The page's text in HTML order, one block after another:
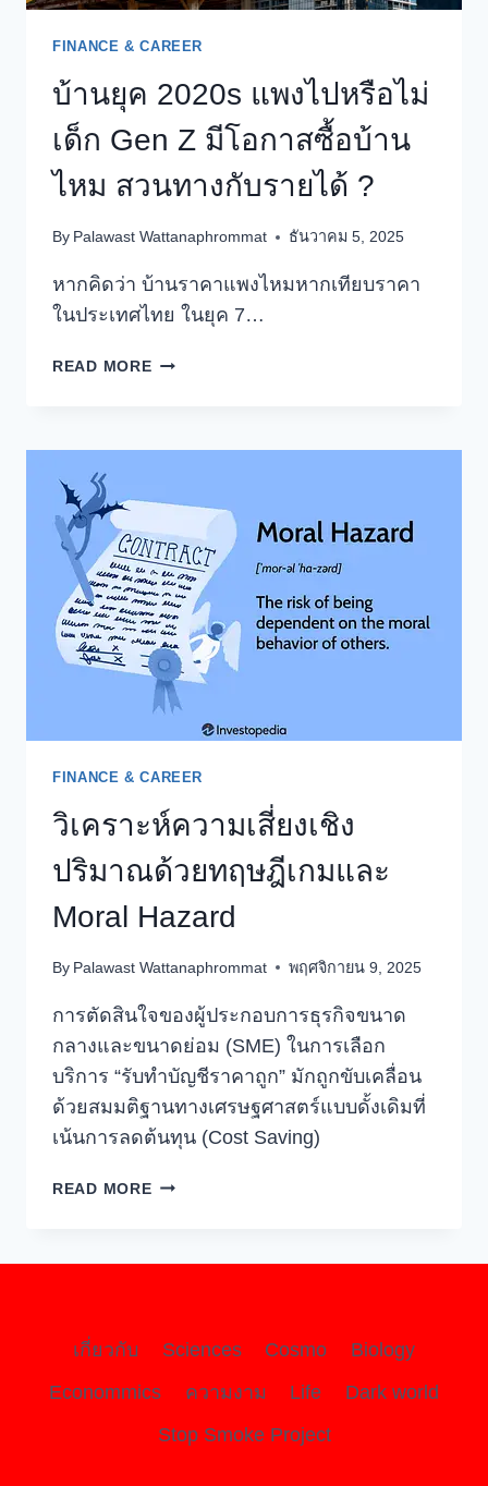
FINANCE & CAREER
บ้านยุค 2020s แพงไปหรือไม่
เด็ก Gen Z มีโอกาสซื้อบ้าน
ไหม สวนทางกับรายได้ ?
By Palawast Wattanaphrommat ธันวาคม 5, 2025
หากคิดว่า บ้านราคาแพงไหมหากเทียบราคา
ในประเทศไทย ในยุค 7…
READ MOREบ้าน
ไม่
เด็ก
GEN
Z
มี
โอกาส
ซื้อ
บ้าน
ไหม
สวน
กับ
ราย
ได้
?
FINANCE & CAREER
วิเคราะห์ความเสี่ยงเชิง
ปริมาณด้วยทฤษฎีเกมและ
Moral Hazard
By Palawast Wattanaphrommat พฤศจิกายน 9, 2025
การตัดสินใจของผู้ประกอบการธุรกิจขนาด
กลางและขนาดย่อม (SME) ในการเลือก
บริการ “รับทำบัญชีราคาถูก” มักถูกขับเคลื่อน
ด้วยสมมติฐานทางเศรษฐศาสตร์แบบดั้งเดิมที่
เน้นการลดต้นทุน (Cost Saving)
READ MOREวิเคราะห์
เกม
HAZARD
เกี่ยวกับ Sciences Cosmo
Biology
Econommics
ความงาม Life
Dark world
Stop Smoke Project